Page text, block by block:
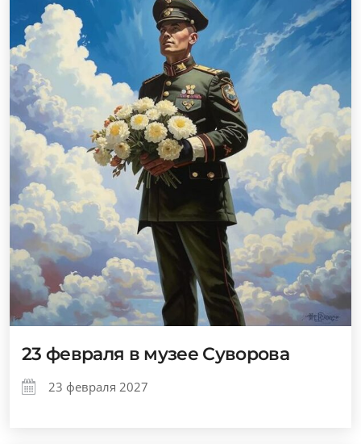
23 февраля в музее Суворова
23 февраля 2027